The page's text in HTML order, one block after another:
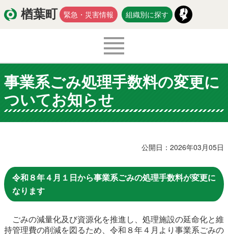
楢葉町 緊急・災害情報 組織別に探す
くらし・環境 出産・子育て
医療・健康・福祉 教育・文化・スポーツ
事業系ごみ処理手数料の変更に
ついてお知らせ
公開日：2026年03月05日
令和８年４月１日から事業系ごみの処理手数料が変更に
なります
ごみの減量化及び資源化を推進し、処理施設の延命化と維
持管理費の削減を図るため、令和８年４月より事業系ごみの